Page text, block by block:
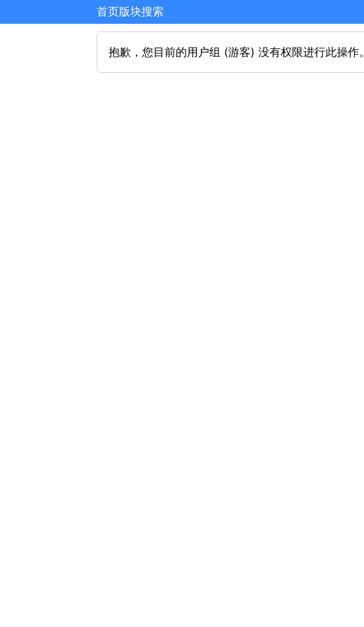
首页版块搜索
抱歉，您目前的用户组 (游客) 没有权限进行此操作。